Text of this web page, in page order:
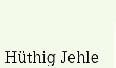
Jehle